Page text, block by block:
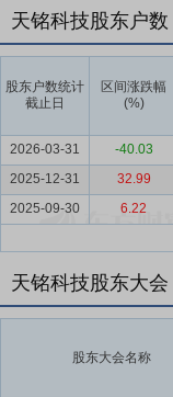
天铭科技股东户数
股东户数统计
截止日
区间涨跌幅
(%)
2026-03-31 -40.03
2025-12-31
32.99
2025-09-30
6.22
天铭科技股东大会
股东大会名称